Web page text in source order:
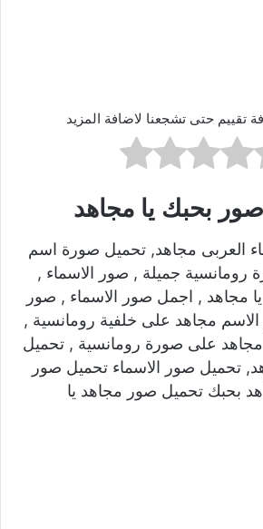
تقييم حتى تشجعنا لاضافة المزيد
بحبك يا مجاهد
العربى مجاهد, تحميل صورة اسم
جميلة , صور الاسماء ,
مجاهد , اجمل صور الاسماء , صور
مجاهد على خلفية رومانسية ,
على صورة رومانسية , تحميل
تحميل صور الاسماء تحميل صور
بحبك تحميل صور مجاهد يا